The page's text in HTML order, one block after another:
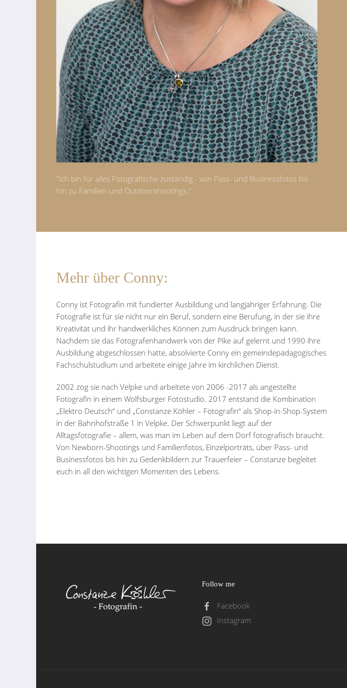
"Ich bin für alles Fotografische zuständig - von Pass- und Businessfotos bis
hin zu Familien-und Outdoorshootings."
Mehr über Conny:
Conny ist Fotografin mit fundierter Ausbildung und langjähriger Erfahrung. Die
Fotografie ist für sie nicht nur ein Beruf, sondern eine Berufung, in der sie ihre
Kreativität und ihr handwerkliches Können zum Ausdruck bringen kann.
Nachdem sie das Fotografenhandwerk von der Pike auf gelernt und 1990 ihre
Ausbildung abgeschlossen hatte, absolvierte Conny ein gemeindepädagogisches
Fachschulstudium und arbeitete einige Jahre im kirchlichen Dienst.
2002 zog sie nach Velpke und arbeitete von 2006 -2017 als angestellte
Fotografin in einem Wolfsburger Fotostudio. 2017 entstand die Kombination
„Elektro Deutsch“ und „Constanze Köhler – Fotografin“ als Shop-in-Shop-System
in der Bahnhofstraße 1 in Velpke. Der Schwerpunkt liegt auf der
Alltagsfotografie – allem, was man im Leben auf dem Dorf fotografisch braucht.
Von Newborn-Shootings und Familienfotos, Einzelporträts, über Pass- und
Businessfotos bis hin zu Gedenkbildern zur Trauerfeier – Constanze begleitet
euch in all den wichtigen Momenten des Lebens.
Follow me
Facebook
Instagram